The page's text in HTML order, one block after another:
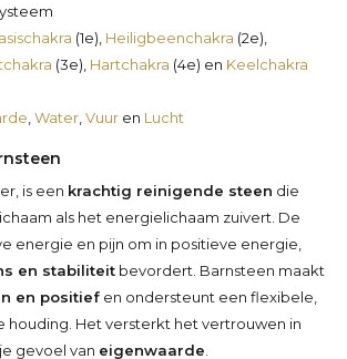
(1e), Heiligbeenchakra (2e),
(3e), Hartchakra (4e) en Keelchakra
Water Vuur en Lucht
is een krachtig reinigende steen die
als het energielichaam zuivert. De
energie en pijn om in positieve energie,
en stabiliteit bevordert. Barnsteen maakt
en positief en ondersteunt een flexibele,
houding. Het versterkt het vertrouwen in
gevoel van eigenwaarde